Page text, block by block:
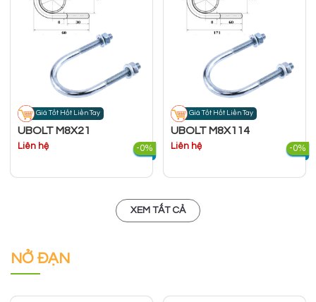
Giá Tốt Hốt Liền Tay
UBOLT M8X21
Liên hệ -0%
Giá Tốt Hốt Liền Tay
UBOLT M8X114
Liên hệ -0%
XEM TẤT CẢ
NỞ ĐẠN